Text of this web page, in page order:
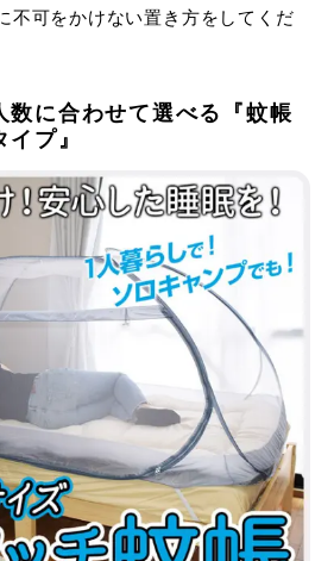
不可をかけない置き方をしてくだ
数に合わせて選べる『蚊帳
プ』